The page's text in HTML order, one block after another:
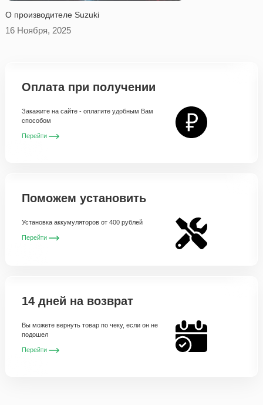
O производителе Suzuki
16 Ноября, 2025
Оплата при получении
Закажите на сайте - оплатите удобным Вам
способом
Перейти
Поможем установить
Установка аккумуляторов от 400 рублей
Перейти
14 дней на возврат
Вы можете вернуть товар по чеку, если он не
подошел
Перейти